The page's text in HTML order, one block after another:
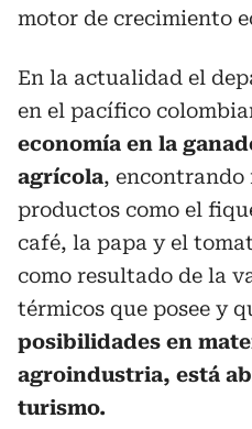
motor de crecimiento
En la actualidad el
en el pacífico
economía en la
agrícola, encontrando
productos como el
café, la papa y el
como resultado de la
térmicos que posee y
posibilidades en
agroindustria, está
turismo.